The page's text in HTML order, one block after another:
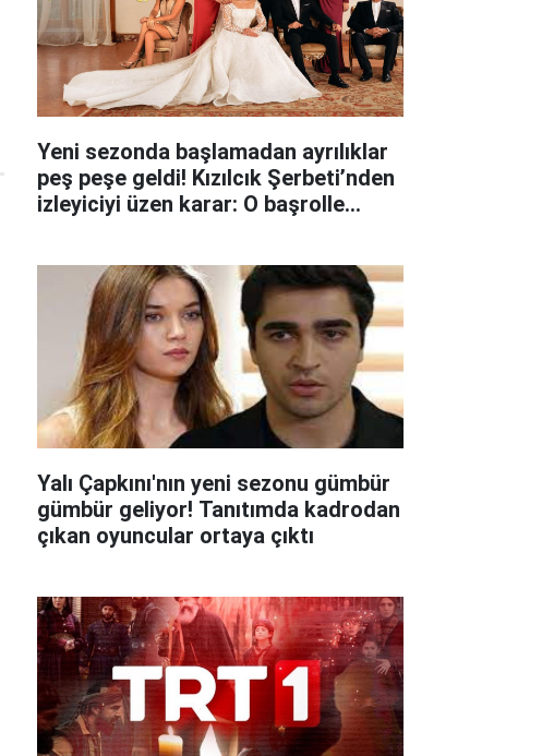
Yeni sezonda başlamadan ayrılıklar
peş peşe geldi! Kızılcık Şerbeti’nden
izleyiciyi üzen karar: O başrolle
Yalı Çapkını'nın yeni sezonu gümbür
gümbür geliyor! Tanıtımda kadrodan
çıkan oyuncular ortaya çıktı